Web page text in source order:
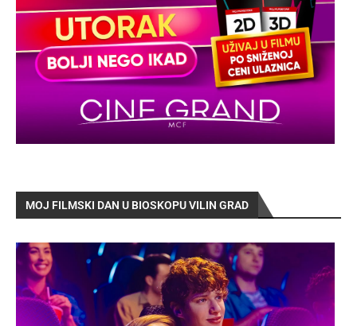
MOJ FILMSKI DAN U BIOSKOPU VILIN GRAD